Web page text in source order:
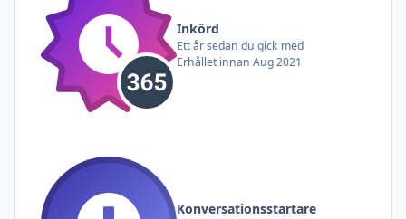
Inkörd
Ett år sedan du gick med
Erhållet innan Aug 2021
Konversationsstartare